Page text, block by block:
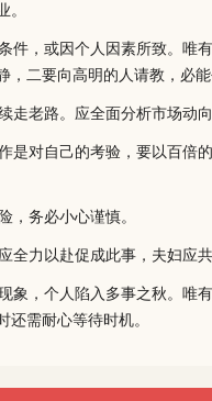
件，或因个人因素所致。唯
二要向高明的人请教，必能
走老路。应全面分析市场动
是对自己的考验，要以百倍
，务必小心谨慎。
全力以赴促成此事，夫妇应
象，个人陷入多事之秋。唯
需耐心等待时机。